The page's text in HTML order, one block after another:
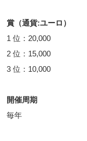
賞（通貨:ユーロ）
1 位：20,000
2 位：15,000
3 位：10,000
開催周期
毎年